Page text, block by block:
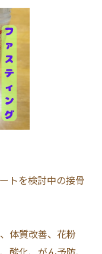
トを検討中の接骨
体質改善、花粉